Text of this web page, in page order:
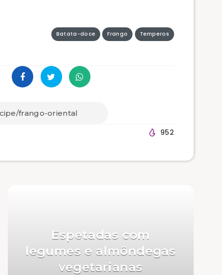
Batata-doce Frango Temperos
952
Espetadas com
legumes e almôndegas
vegetarianas